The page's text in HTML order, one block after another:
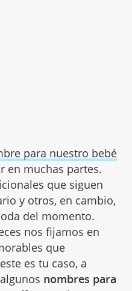
para nuestro bebé
en muchas partes.
que siguen
y otros, en cambio,
del momento.
nos fijamos en
que
es tu caso, a
nombres para